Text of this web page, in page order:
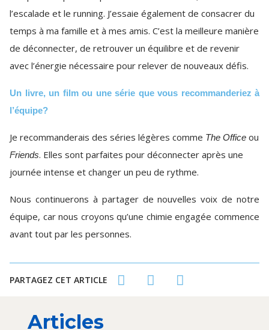
l’escalade et le running. J’essaie également de consacrer du
temps à ma famille et à mes amis. C’est la meilleure manière
de déconnecter, de retrouver un équilibre et de revenir
avec l’énergie nécessaire pour relever de nouveaux défis.
Un livre, un film ou une série que vous recommanderiez à
l’équipe?
Je recommanderais des séries légères comme The Office ou
Friends. Elles sont parfaites pour déconnecter après une
journée intense et changer un peu de rythme.
Nous continuerons à partager de nouvelles voix de notre
équipe, car nous croyons qu’une chimie engagée commence
avant tout par les personnes.
PARTAGEZ CET ARTICLE
Articles